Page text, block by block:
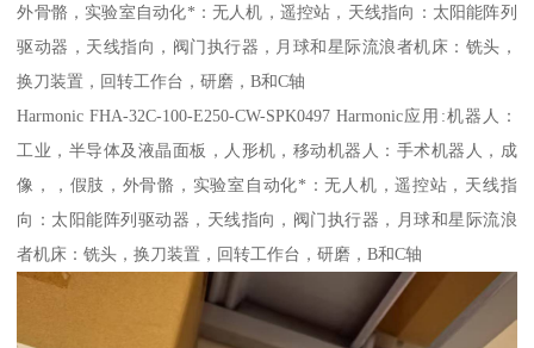
外骨骼，实验室自动化*：无人机，遥控站，天线指向：太阳能阵列
驱动器，天线指向，阀门执行器，月球和星际流浪者机床：铣头，
换刀装置，回转工作台，研磨，B和C轴
Harmonic FHA-32C-100-E250-CW-SPK0497 Harmonic应用:机器人：
工业，半导体及液晶面板，人形机，移动机器人：手术机器人，成
像，，假肢，外骨骼，实验室自动化*：无人机，遥控站，天线指
向：太阳能阵列驱动器，天线指向，阀门执行器，月球和星际流浪
者机床：铣头，换刀装置，回转工作台，研磨，B和C轴